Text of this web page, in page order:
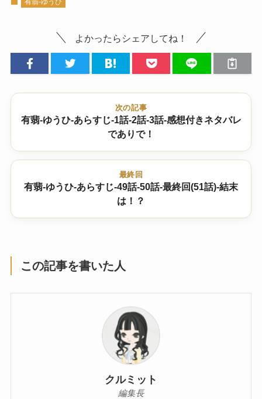
有翡-ゆうひ
よかったらシェアしてね！
次の記事
有翡-ゆうひ-あらすじ-1話-2話-3話-感想付きネタバレ
でありで！
最終回
有翡-ゆうひ-あらすじ-49話-50話-最終回(51話)-結末
は！？
この記事を書いた人
クルミット
編集長